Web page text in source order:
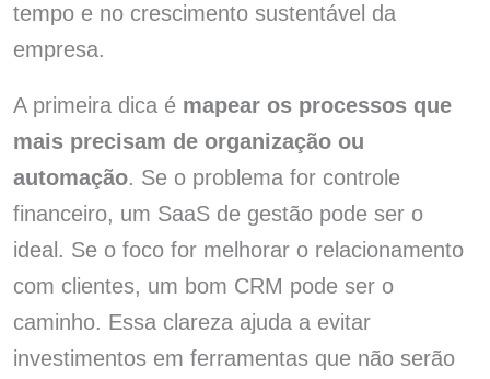
tempo e no crescimento sustentável da
empresa.
A primeira dica é mapear os processos que
mais precisam de organização ou
automação. Se o problema for controle
financeiro, um SaaS de gestão pode ser o
ideal. Se o foco for melhorar o relacionamento
com clientes, um bom CRM pode ser o
caminho. Essa clareza ajuda a evitar
investimentos em ferramentas que não serão